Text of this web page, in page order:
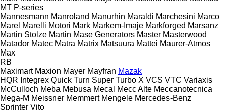
MT P-series
Mannesmann Manroland Manurhin Maraldi Marchesini Marco
Marel Marelli Motori Mark Markem-Imaje Markforged Marsanz
Martin Stolze Martin Mase Generators Master Masterwood
Matador Matec Matra Matrix Matsuura Mattei Maurer-Atmos
Max
RB
Maximart Maxion Mayer Mayfran Mazak
HQR Integrex Quick Turn Super Turbo X VCS VTC Variaxis
McCulloch Meba Mebusa Mecal Mecc Alte Meccanotecnica
Mega-M Meissner Memmert Mengele Mercedes-Benz
Sprinter Vito